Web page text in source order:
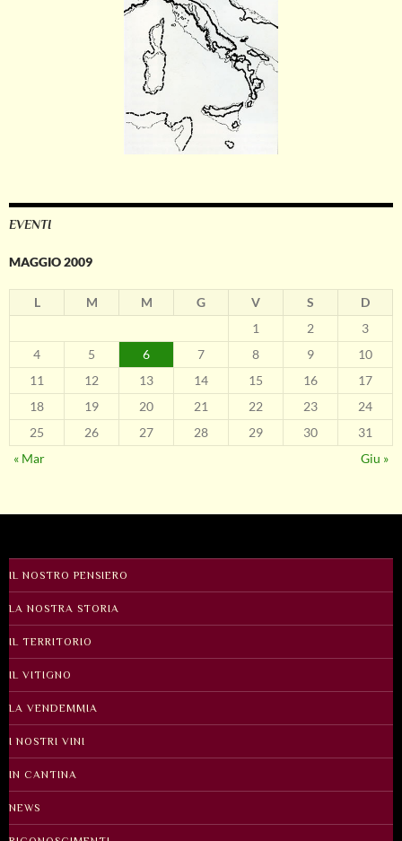
EVENTI
MAGGIO 2009
L M M G V S
D
1
2
3
4
5 6 7 8 9
10
11
12 13 14 15 16
17
18
19 20 21 22 23
24
25
26 27 28 29 30
31
« Mar
Giu »
IL NOSTRO PENSIERO
LA NOSTRA STORIA
IL TERRITORIO
IL VITIGNO
LA VENDEMMIA
I NOSTRI VINI
IN CANTINA
NEWS